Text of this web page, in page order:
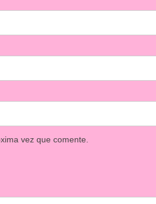
vez que comente.